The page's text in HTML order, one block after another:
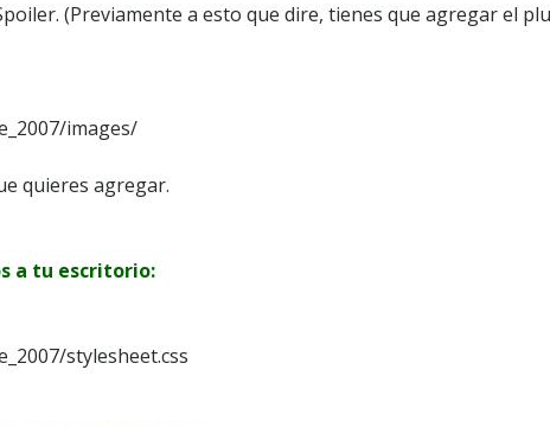
(Previamente a esto que dire, tienes que agregar el
images/
quieres agregar.
a tu escritorio:
stylesheet.css